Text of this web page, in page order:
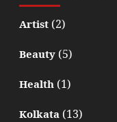
Artist(2)
Beauty(5)
Health(1)
Kolkata(13)